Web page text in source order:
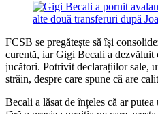
FCSB se pregătește să își
curentă, iar Gigi Becali a dezvăluit
jucători. Potrivit declarațiilor sale,
străin, despre care spune că are
Becali a lăsat de înțeles că ar